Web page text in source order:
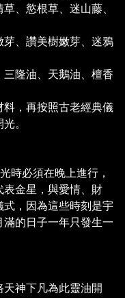
、慾根草、迷山藤、
、讚美樹嫩芽、迷鴉
隆油、天鵝油、檀香
，再按照古老經典儀
。
時必須在晚上進行，
金星，與愛情、財
，因為這些時刻是宇
的日子一年只發生一
神下凡為此靈油開